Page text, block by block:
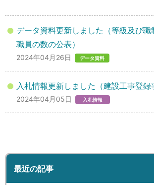
データ資料
データ資料更新しました（等級及び
職員の数の公表）
2024年04月26日
入札情報
入札情報更新しました（建設工事登録
2024年04月05日
最近の記事